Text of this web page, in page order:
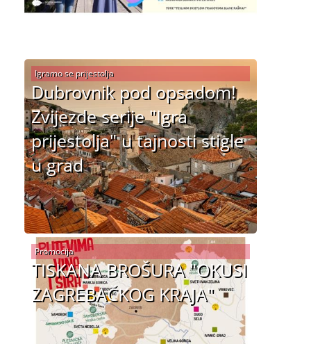
Dubrovnik pod opsadom!
Zvijezde serije "Igra
prijestolja" u tajnosti stigle
u grad
Igramo se prijestolja
TISKANA BROŠURA "OKUSI
ZAGREBAČKOG KRAJA"
Promocija